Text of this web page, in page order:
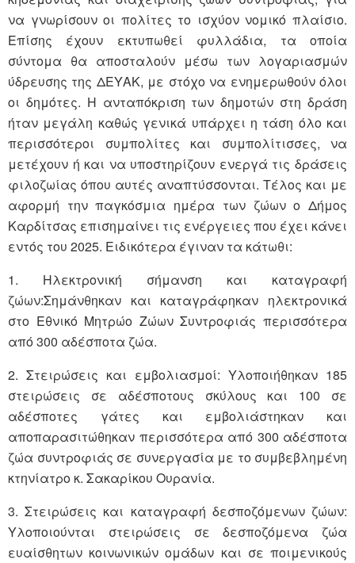
να γνωρίσουν οι πολίτες το ισχύον νομικό πλαίσιο.
Επίσης έχουν εκτυπωθεί φυλλάδια, τα οποία
σύντομα θα αποσταλούν μέσω των λογαριασμών
ύδρευσης της ΔΕΥΑΚ, με στόχο να ενημερωθούν όλοι
οι δημότες. Η ανταπόκριση των δημοτών στη δράση
ήταν μεγάλη καθώς γενικά υπάρχει η τάση όλο και
περισσότεροι συμπολίτες και συμπολίτισσες, να
μετέχουν ή και να υποστηρίζουν ενεργά τις δράσεις
φιλοζωίας όπου αυτές αναπτύσσονται. Τέλος και με
αφορμή την παγκόσμια ημέρα των ζώων ο Δήμος
Καρδίτσας επισημαίνει τις ενέργειες που έχει κάνει
εντός του 2025. Ειδικότερα έγιναν τα κάτωθι:
1. Ηλεκτρονική σήμανση και καταγραφή
ζώων:Σημάνθηκαν και καταγράφηκαν ηλεκτρονικά
στο Εθνικό Μητρώο Ζώων Συντροφιάς περισσότερα
από 300 αδέσποτα ζώα.
2. Στειρώσεις και εμβολιασμοί: Υλοποιήθηκαν 185
στειρώσεις σε αδέσποτους σκύλους και 100 σε
αδέσποτες γάτες και εμβολιάστηκαν και
αποπαρασιτώθηκαν περισσότερα από 300 αδέσποτα
ζώα συντροφιάς σε συνεργασία με το συμβεβλημένη
κτηνίατρο κ. Σακαρίκου Ουρανία.
3. Στειρώσεις και καταγραφή δεσποζόμενων ζώων:
Υλοποιούνται στειρώσεις σε δεσποζόμενα ζώα
ευαίσθητων κοινωνικών ομάδων και σε ποιμενικούς